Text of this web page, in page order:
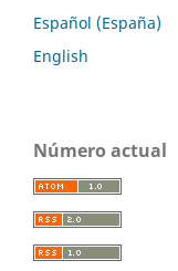
Español (España)
English
Número actual